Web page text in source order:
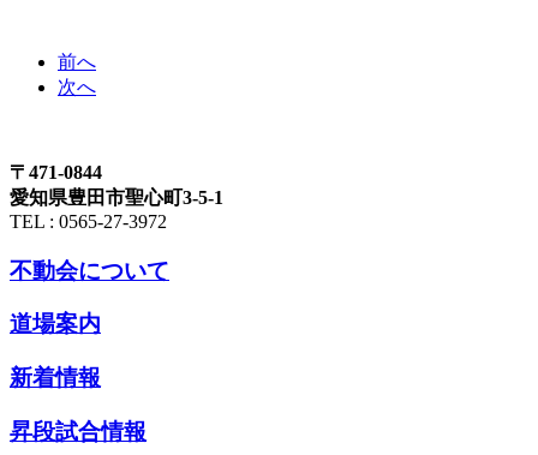
前へ
次へ
〒471-0844
愛知県豊田市聖心町3-5-1
TEL : 0565-27-3972
不動会について
道場案内
新着情報
昇段試合情報